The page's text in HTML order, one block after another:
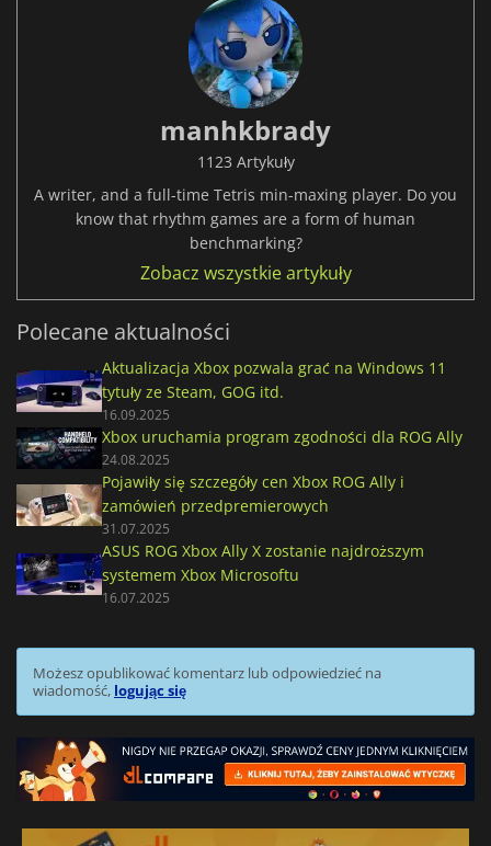
manhkbrady
1123 Artykuły
A writer, and a full-time Tetris min-maxing player. Do you
know that rhythm games are a form of human
benchmarking?
Zobacz wszystkie artykuły
Polecane aktualności
Aktualizacja Xbox pozwala grać na Windows 11
tytuły ze Steam, GOG itd.
16.09.2025
Xbox uruchamia program zgodności dla ROG Ally
24.08.2025
Pojawiły się szczegóły cen Xbox ROG Ally i
zamówień przedpremierowych
31.07.2025
ASUS ROG Xbox Ally X zostanie najdroższym
systemem Xbox Microsoftu
16.07.2025
Możesz opublikować komentarz lub odpowiedzieć na
wiadomość, logując się